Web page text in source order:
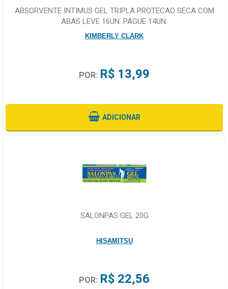
ABSORVENTE INTIMUS GEL TRIPLA PROTECAO SECA COM
ABAS LEVE 16UN. PAGUE 14UN.
KIMBERLY CLARK
POR: R$ 13,99
ADICIONAR
SALONPAS GEL 20G
HISAMITSU
POR: R$ 22,56